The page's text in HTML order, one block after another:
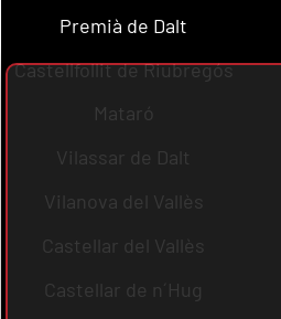
Premià de Dalt
Castellfollit de Riubregós
Mataró
Vilassar de Dalt
Vilanova del Vallès
Castellar del Vallès
Castellar de n´Hug